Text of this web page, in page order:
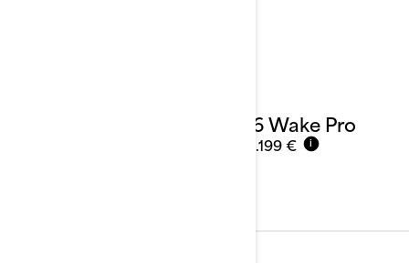
2026 Wake Pro
24.199 € i